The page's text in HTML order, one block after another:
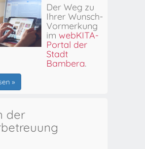
Der Weg zu
Ihrer Wunsch-
Vormerkung
im webKITA-
Portal der
Stadt
Bamberg.
»
der